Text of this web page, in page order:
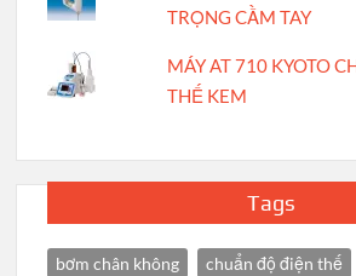
TRỌNG CẦM TAY
MÁY AT 710 KYOTO
THẾ KEM
Tags
bơm chân không
chuẩn độ điện thế